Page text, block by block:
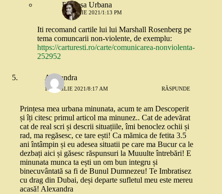
Printesa Urbana
1 APRILIE 2021/1:13 PM
Iti recomand cartile lui lui Marshall Rosenberg pe
tema comuncarii non-violente, de exemplu:
https://carturesti.ro/carte/comunicarea-nonviolenta-
252952
Alexandra
13 APRILIE 2021/8:17 AM RĂSPUNDE
Prințesa mea urbana minunata, acum te am Descoperit
și îți citesc primul articol ma minunez.. Cat de adevărat
cat de real scri și descrii situațiile, îmi benoclez ochii și
rad, ma regăsesc, ce tare ești! Ca mămica de fetita 3.5
ani întâmpin și eu adesea situatii pe care ma Bucur ca le
dezbați aici și găsesc răspunsuri la Muuulte întrebări! E
minunata munca ta ești un om bun integru și
binecuvântată sa fi de Bunul Dumnezeu! Te Imbratisez
cu drag din Dubai, deși departe sufletul meu este mereu
acasă! Alexandra